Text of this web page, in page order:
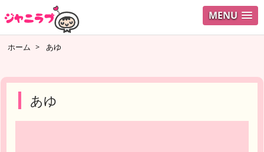
MENU ログイ
ホーム > あゆ
あゆ